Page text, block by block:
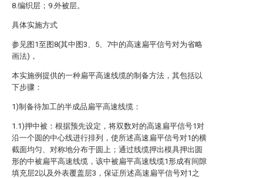
8.编织层；9.外被层。
具体实施方式
参见图1至图8(其中图3、5、7中的高速扁平信号对为省略
画法)，
本实施例提供的一种扁平高速线缆的制备方法，其包括以
下步骤：
1)制备待加工的半成品扁平高速线缆：
1.1)押中被：根据预先设定，将双数对的高速扁平信号1对
沿一个圆的中心线进行排列，使所述高速扁平信号对1的横
截面均匀、对称地分布于圆上；通过线缆押出模具押出圆
形的中被扁平高速线缆，该中被扁平高速线缆1形成有间隙
填充层2以及外表覆盖层3，保证所述高速扁平信号对1之